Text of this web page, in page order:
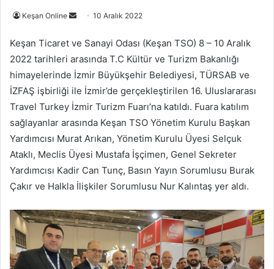
Keşan Online
Bir
posta
göndermek
10 Aralık 2022
Keşan Ticaret ve Sanayi Odası (Keşan TSO) 8 – 10 Aralık
2022 tarihleri arasında T.C Kültür ve Turizm Bakanlığı
himayelerinde İzmir Büyükşehir Belediyesi, TÜRSAB ve
İZFAŞ işbirliği ile İzmir’de gerçekleştirilen 16. Uluslararası
Travel Turkey İzmir Turizm Fuarı’na katıldı. Fuara katılım
sağlayanlar arasında Keşan TSO Yönetim Kurulu Başkan
Yardımcısı Murat Arıkan, Yönetim Kurulu Üyesi Selçuk
Ataklı, Meclis Üyesi Mustafa İşçimen, Genel Sekreter
Yardımcısı Kadir Can Tunç, Basın Yayın Sorumlusu Burak
Çakır ve Halkla İlişkiler Sorumlusu Nur Kalıntaş yer aldı.